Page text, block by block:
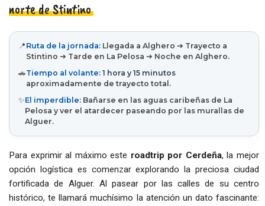
norte de Stintino
📍 Ruta de la jornada: Llegada a Alghero ➔ Trayecto a
Stintino ➔ Tarde en La Pelosa ➔ Noche en Alghero.
🚗Tiempo al volante: 1 hora y 15 minutos
aproximadamente de trayecto total.
✨El imperdible: Bañarse en las aguas caribeñas de La
Pelosa y ver el atardecer paseando por las murallas de
Alguer.
Para exprimir al máximo este roadtrip por Cerdeña, la mejor
opción logística es comenzar explorando la preciosa ciudad
fortificada de Alguer. Al pasear por las calles de su centro
histórico, te llamará muchísimo la atención un dato fascinante: